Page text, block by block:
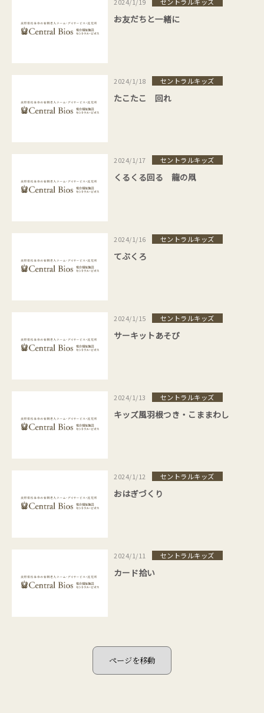
2024/1/19
お友だちと一緒に
2024/1/18 セントラルキッズ
たこたこ 回れ
2024/1/17 セントラルキッズ
くるくる回る 龍の凧
2024/1/16 セントラルキッズ
てぶくろ
2024/1/15 セントラルキッズ
サーキットあそび
2024/1/13 セントラルキッズ
キッズ風羽根つき・こままわし
2024/1/12 セントラルキッズ
おはぎづくり
2024/1/11 セントラルキッズ
カード拾い